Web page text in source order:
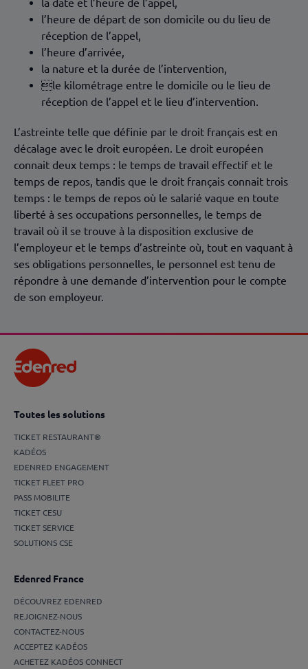
la date et l’heure de l’appel,
l’heure de départ de son domicile ou du lieu de
réception de l’appel,
l’heure d’arrivée,
la nature et la durée de l’intervention,
le kilométrage entre le domicile ou le lieu de
réception de l’appel et le lieu d’intervention.
L’astreinte telle que définie par le droit français est en
décalage avec le droit européen. Le droit européen
connait deux temps : le temps de travail effectif et le
temps de repos, tandis que le droit français connait trois
temps : le temps de repos où le salarié vaque en toute
liberté à ses occupations personnelles, le temps de
travail où il se trouve à la disposition exclusive de
l’employeur et le temps d’astreinte où, tout en vaquant à
ses obligations personnelles, le personnel est tenu de
répondre à une demande d’intervention pour le compte
de son employeur.
Toutes les solutions
TICKET RESTAURANT®
KADÉOS
EDENRED ENGAGEMENT
TICKET FLEET PRO
PASS MOBILITE
TICKET CESU
TICKET SERVICE
SOLUTIONS CSE
Edenred France
DÉCOUVREZ EDENRED
REJOIGNEZ-NOUS
CONTACTEZ-NOUS
ACCEPTEZ KADÉOS
ACHETEZ KADÉOS CONNECT